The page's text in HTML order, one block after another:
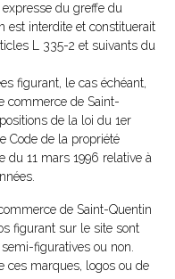
du greffe du
est interdite et constituerait
L 335-2 et suivants du
figurant, le cas échéant,
commerce de Saint-
de la loi du 1er
Code de la propriété
du 11 mars 1996 relative à
de Saint-Quentin
figurant sur le site sont
figuratives ou non.
ces marques, logos ou de